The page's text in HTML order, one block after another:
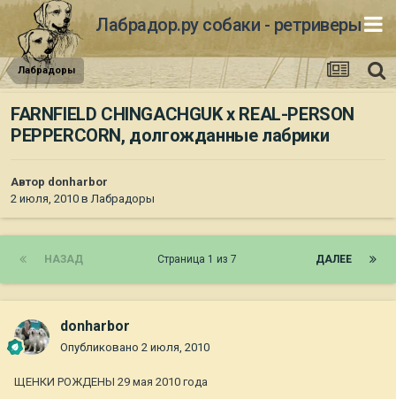
Лабрадор.ру собаки - ретриверы
Лабрадоры
FARNFIELD CHINGACHGUK х REAL-PERSON
PEPPERCORN, долгожданные лабрики
Автор donharbor
2 июля, 2010 вЛабрадоры
НАЗАД ДАЛЕЕ
Страница 1 из 7
donharbor
Опубликовано 2 июля, 2010
ЩЕНКИ РОЖДЕНЫ 29 мая 2010 года